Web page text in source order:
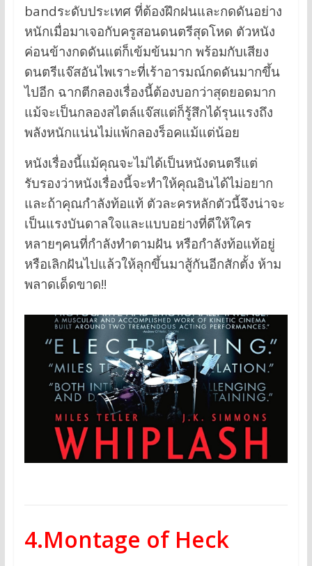
bandระดับประเทศ ที่ต้องฝึกฝนและกดดันอย่าง
หนักเมื่อมาเจอกับครูสอนดนตรีสุดโหด ตัวหนัง
ค่อนข้างกดดันแต่ก็เข้มข้นมาก พร้อมกับเสียง
ดนตรีแจ๊สอันไพเราะที่เร้าอารมณ์กดดันมากขึ้น
ไปอีก ฉากตีกลองเรื่องนี้ต้องบอกว่าสุดยอดมาก
แม้จะเป็นกลองสไตล์แจ๊สแต่ก็รู้สึกได้รุนแรงถึง
พลังหนักแน่นไม่แพ้กลองร็อคแม้แต่น้อย
หนังเรื่องนี้แม้คุณจะไม่ได้เป็นหนังดนตรีแต่
รับรองว่าหนังเรื่องนี้จะทำให้คุณอินได้ไม่อยาก
และถ้าคุณกำลังท้อแท้ ตัวละครหลักตัวนี้จึงน่าจะ
เป็นแรงบันดาลใจและแบบอย่างที่ดีให้ใคร
หลายๆคนที่กำลังทำตามฝัน หรือกำลังท้อแท้อยู่
หรือเลิกฝันไปแล้วให้ลุกขึ้นมาสู้กันอีกสักตั้ง ห้าม
พลาดเด็ดขาด!!
4.Montage of Heck